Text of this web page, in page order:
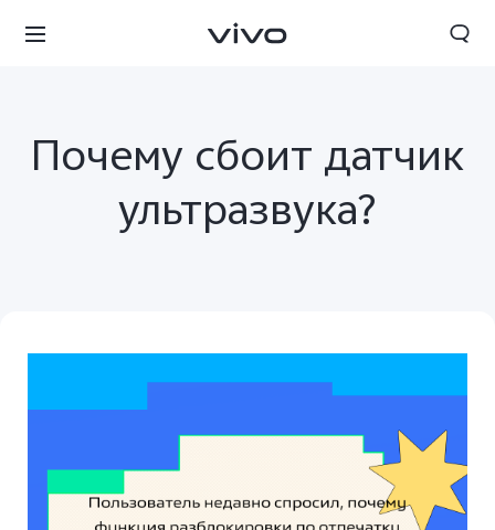
Казахстан | Выберите страну/регион
Почему сбоит датчик
ультразвука?